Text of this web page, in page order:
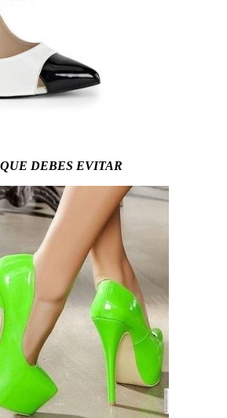
DEBES EVITAR